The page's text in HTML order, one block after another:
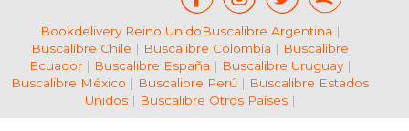
Bookdelivery Reino UnidoBuscalibre Argentina |
Buscalibre Chile | Buscalibre Colombia | Buscalibre
Ecuador| Buscalibre España | Buscalibre Uruguay|
Buscalibre México | Buscalibre Perú | Buscalibre Estados
Unidos| Buscalibre Otros Países|